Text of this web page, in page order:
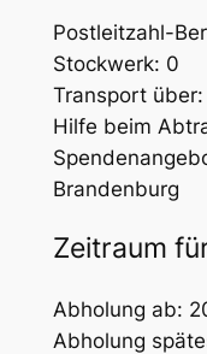
Postleitzahl-
Stockwerk: 0
Transport über:
Hilfe beim
Brandenburg
Zeitraum
Abholung ab:
Abholung